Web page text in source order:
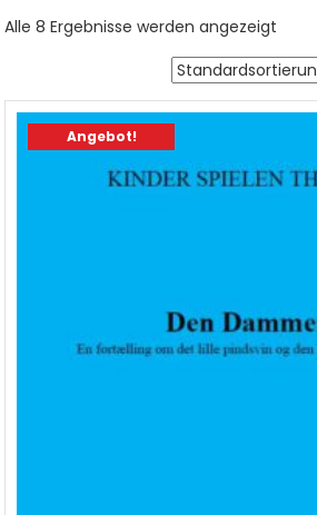
Alle 8 Ergebnisse werden angezeigt
Angebot!